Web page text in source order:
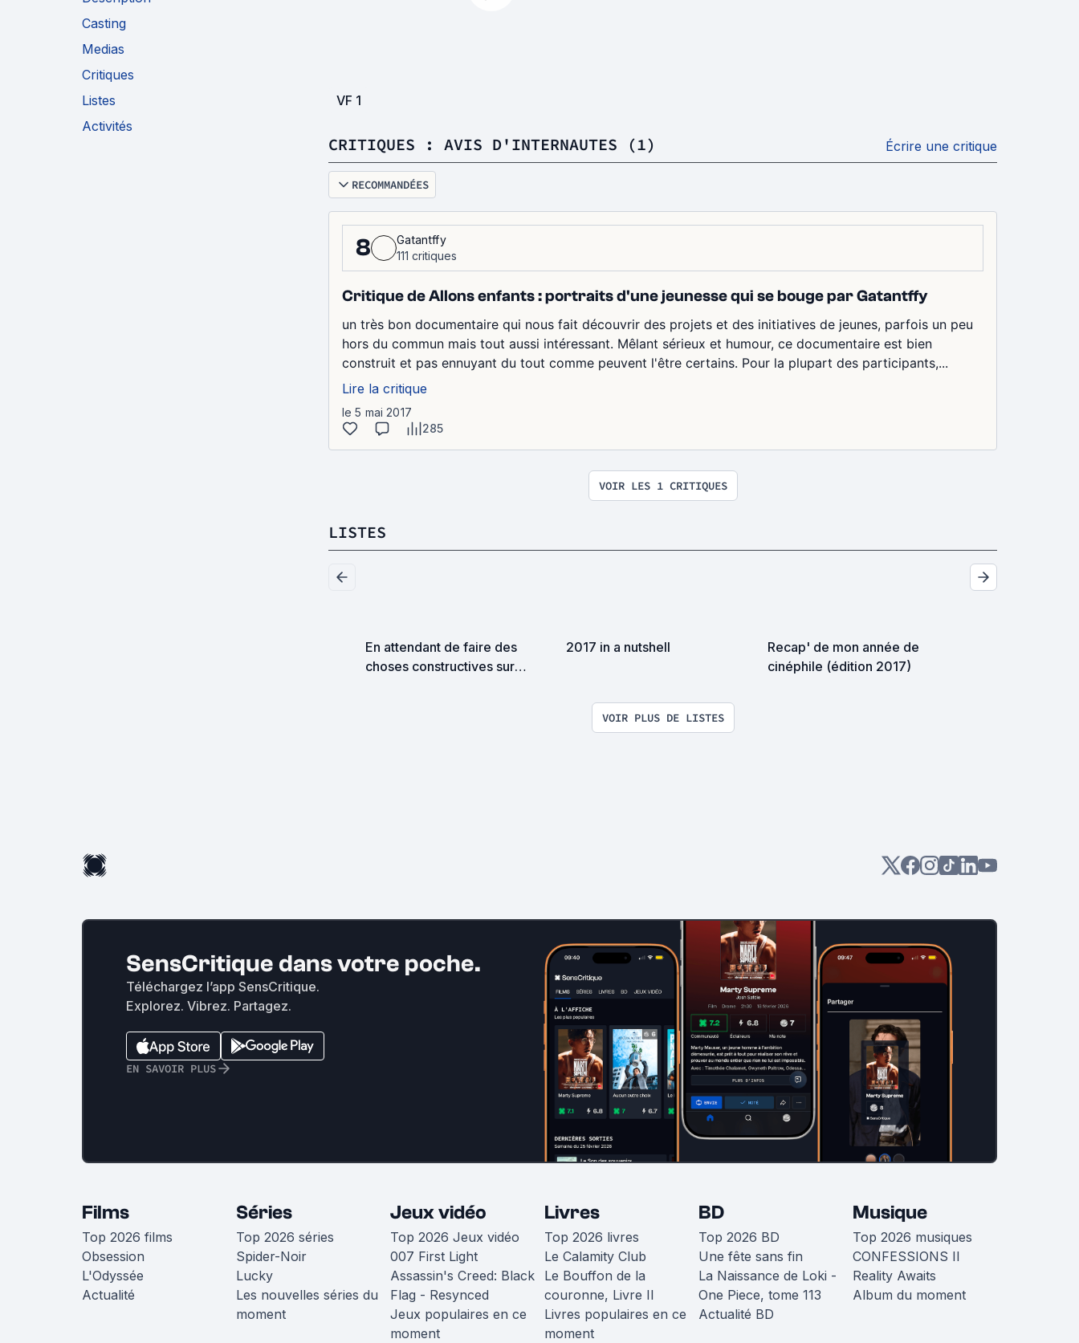
Casting
Medias
Critiques
Listes
Activités
VF 1
CRITIQUES : AVIS D'INTERNAUTES (1) Écrire une critique
RECOMMANDÉES
8
Gatantffy
111 critiques
Critique de Allons enfants : portraits d'une jeunesse qui se bouge par Gatantffy
un très bon documentaire qui nous fait découvrir des projets et des initiatives de jeunes, parfois un peu
hors du commun mais tout aussi intéressant. Mêlant sérieux et humour, ce documentaire est bien
construit et pas ennuyant du tout comme peuvent l'être certains. Pour la plupart des participants,...
Lire la critique
le 5 mai 2017
285
VOIR LES 1 CRITIQUES
LISTES
En attendant de faire des
choses constructives sur
2017 in a nutshell
Recap' de mon année de
cinéphile (édition 2017)
VOIR PLUS DE LISTES
SensCritique dans votre poche.
Téléchargez l’app SensCritique.
Explorez. Vibrez. Partagez.
EN SAVOIR PLUS
Films
Top 2026 films
Obsession
L'Odyssée
Actualité
Séries
Top 2026 séries
Spider-Noir
Lucky
Les nouvelles séries du
moment
Jeux vidéo
Top 2026 Jeux vidéo
007 First Light
Assassin's Creed: Black
Flag - Resynced
Jeux populaires en ce
moment
Livres
Top 2026 livres
Le Calamity Club
Le Bouffon de la
couronne, Livre II
Livres populaires en ce
moment
BD
Top 2026 BD
Une fête sans fin
La Naissance de Loki -
One Piece, tome 113
Actualité BD
Musique
Top 2026 musiques
CONFESSIONS II
Reality Awaits
Album du moment